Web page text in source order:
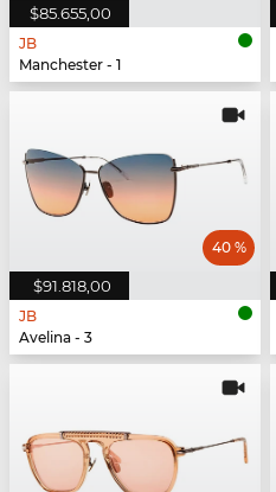
$85.655,00
JB
Manchester - 1
$91.818,00
40 %
JB
Avelina - 3